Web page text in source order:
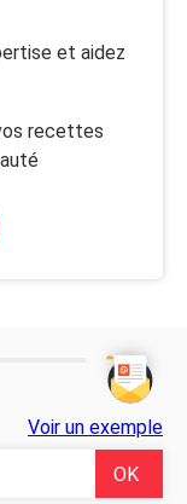
et aidez
recettes
Voir un exemple